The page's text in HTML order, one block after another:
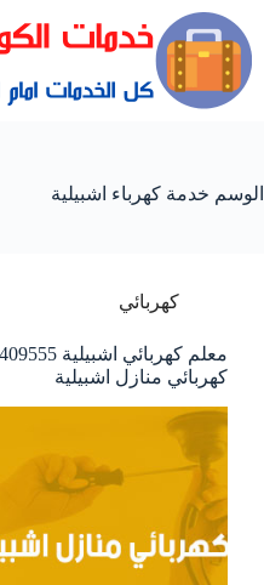
الوسم خدمة كهرباء اشبيلية
كهربائي
كهربائي منازل اشبيلية